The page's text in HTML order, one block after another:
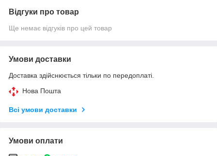
Відгуки про товар
Ще немає відгуків про цей товар
Умови доставки
Доставка здійснюється тільки по передоплаті.
Нова Пошта
Всі умови доставки
Умови оплати